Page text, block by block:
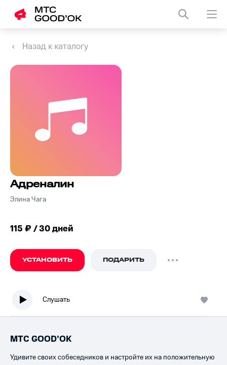
Назад к каталогу
Адреналин
Элина Чага
115 ₽ / 30 дней
УСТАНОВИТЬ ПОДАРИТЬ
Слушать
МТС GOOD’OK
Удивите своих собеседников и настройте их на положительную